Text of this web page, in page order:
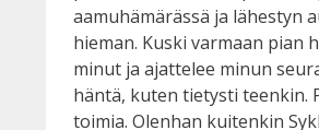
aamuhämärässä ja lähestyn
hieman. Kuski varmaan pian
minut ja ajattelee minun
häntä, kuten tietysti teenkin.
toimia. Olenhan kuitenkin